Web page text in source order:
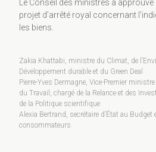
Le Conseil des ministres a approuvé
projet d’arrêté royal concernant
les biens.
Zakia Khattabi, ministre du Climat, de
Développement durable et du Green Deal
Pierre-Yves Dermagne, Vice-Premier
du Travail, chargé de la Relance et des
de la Politique scientifique
Alexia Bertrand, secrétaire d’État au Budget
consommateurs